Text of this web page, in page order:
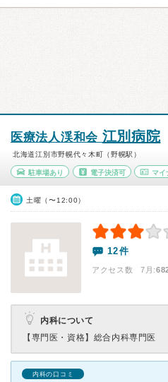
医療法人渓和会 江別病院
北海道江別市野幌代々木町（野幌駅）
駐車場あり 電子決済可 マイ
土曜（〜12:00）
12件
アクセス数 7月:
内科について
【専門医・資格】 総合内科専門医
内科の口コミ